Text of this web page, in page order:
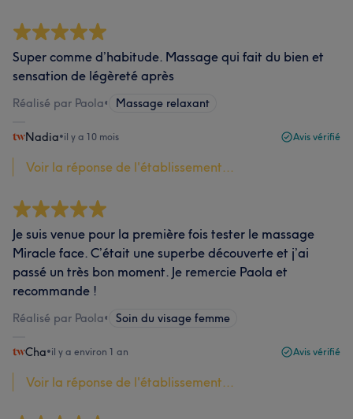
Super comme d’habitude. Massage qui fait du bien et
sensation de légèreté après
Réalisé par Paola• Massage relaxant
Nadia•il y a 10 mois Avis vérifié
Voir la réponse de l'établissement...
Je suis venue pour la première fois tester le massage
Miracle face. C’était une superbe découverte et j’ai
passé un très bon moment. Je remercie Paola et
recommande !
Réalisé par Paola• Soin du visage femme
Cha•il y a environ 1 an Avis vérifié
Voir la réponse de l'établissement...